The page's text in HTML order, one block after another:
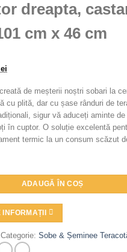
dreapta,
cm x 46 cm
lei
este:
4.190,00lei.
de meșterii noștri sobari la
cu plită, dar cu șase rânduri de
sigur vă aduceți aminte
în cuptor. O soluție excelentă
termic la un consum scăzut
ADAUGĂ ÎN COȘ
Categorie: Sobe & Șeminee